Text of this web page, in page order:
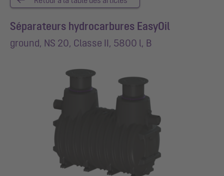
Séparateurs hydrocarbures EasyOil
ground, NS 20, Classe II, 5800 l, B